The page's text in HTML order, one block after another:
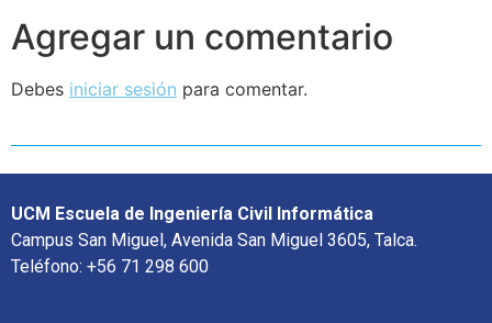
Agregar un comentario
Debes iniciar sesión para comentar.
UCM Escuela de Ingeniería Civil Informática
Campus San Miguel, Avenida San Miguel 3605, Talca.
Teléfono: +56 71 298 600